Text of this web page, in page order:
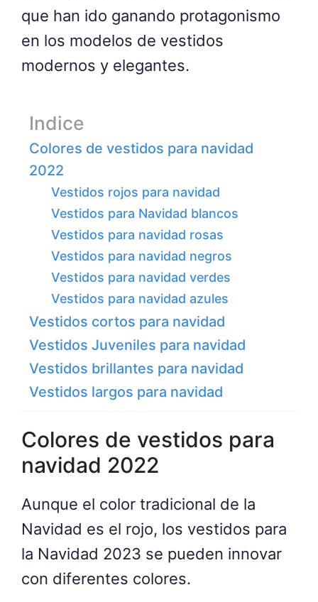
que han ido ganando protagonismo
en los modelos de vestidos
modernos y elegantes.
Indice
Colores de vestidos para navidad
2022
Vestidos rojos para navidad
Vestidos para Navidad blancos
Vestidos para navidad rosas
Vestidos para navidad negros
Vestidos para navidad verdes
Vestidos para navidad azules
Vestidos cortos para navidad
Vestidos Juveniles para navidad
Vestidos brillantes para navidad
Vestidos largos para navidad
Colores de vestidos para
navidad 2022
Aunque el color tradicional de la
Navidad es el rojo, los vestidos para
la Navidad 2023 se pueden innovar
con diferentes colores.